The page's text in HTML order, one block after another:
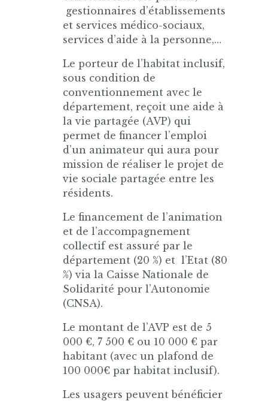
gestionnaires d’établissements
et services médico-sociaux,
services d’aide à la personne,…
Le porteur de l’habitat inclusif,
sous condition de
conventionnement avec le
département, reçoit une aide à
la vie partagée (AVP) qui
permet de financer l’emploi
d’un animateur qui aura pour
mission de réaliser le projet de
vie sociale partagée entre les
résidents.
Le financement de l’animation
et de l’accompagnement
collectif est assuré par le
département (20 %) et l’Etat (80
%) via la Caisse Nationale de
Solidarité pour l’Autonomie
(CNSA).
Le montant de l’AVP est de 5
000 €, 7 500 € ou 10 000 € par
habitant (avec un plafond de
100 000€ par habitat inclusif).
Les usagers peuvent bénéficier